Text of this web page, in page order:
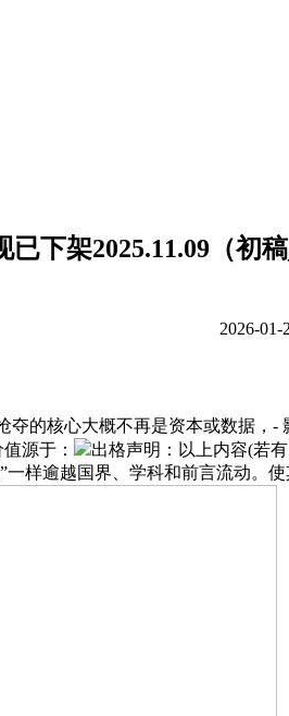
已下架2025.11.09（初
2026-01-
心大概不再是资本或数据，-
源于：
出格声明：以上内容(若
样逾越国界、学科和前言流动。使